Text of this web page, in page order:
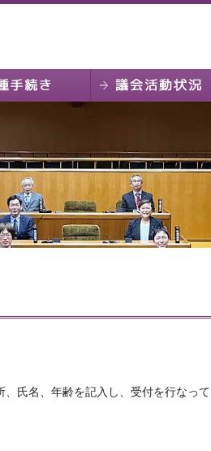
氏名、年齢を記入し、受付を行なって